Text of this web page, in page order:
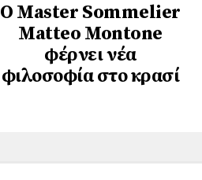
Ο Master Sommelier
Matteo Montone
φέρνει νέα
φιλοσοφία στο κρασί